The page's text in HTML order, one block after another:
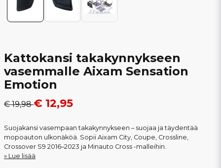
Kattokansi takakynnykseen
vasemmalle Aixam Sensation
Emotion
€ 19,98€ 12,95
Suojakansi vasempaan takakynnykseen – suojaa ja täydentää
mopoauton ulkonäköä. Sopii Aixam City, Coupe, Crossline,
Crossover S9 2016–2023 ja Minauto Cross -malleihin.
Lue lisää